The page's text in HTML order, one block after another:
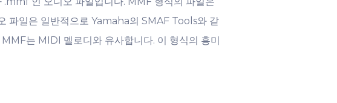
파일은 일반적으로 Yamaha의 SMAF Tools와 같
는 MIDI 멜로디와 유사합니다. 이 형식의 흥미